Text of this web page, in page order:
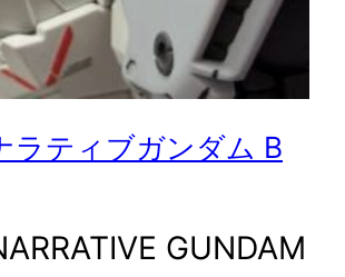
ラティブガンダム B
GUNDAM